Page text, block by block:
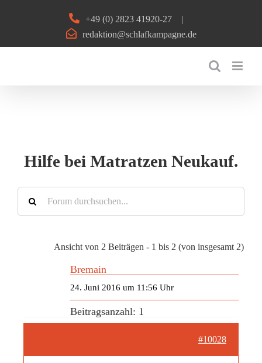
+49 (0) 2823 41920-27
|
redaktion@schlafkampagne.de
Hilfe bei Matratzen Neukauf.
Ansicht von 2 Beiträgen - 1 bis 2 (von insgesamt 2)
Bremain
24. Juni 2016 um 11:56 Uhr
Beitragsanzahl: 1
#10028